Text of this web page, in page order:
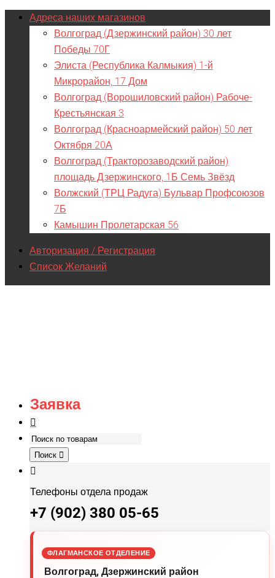
Адреса наших магазинов
Волгоград (Дзержинский район) 30 лет
Победы 70Г
Элиста (Республика Калмыкия) 1-й
Микрорайон, 17 Дом
Волгоград (Ворошиловский район) Рабоче-
Крестьянская 3
Волгоград (Красноармейский район) 50 лет
Октября 20А
Волгоград (Тракторозаводский район)
площадь Дзержинского, 1Б Семь Звёзд
Волжский (ТРЦ Радуга) Бульвар Профсоюзов
7Б
Камышин Пролетарская 56
Авторизация / Регистрация
Список Желаний
Заявка
Поиск
Телефоны отдела продаж
+7 (902) 380 05-65
ФЛАГМАНСКОЕ ОТДЕЛЕНИЕ
Волгоград, Дзержинский район